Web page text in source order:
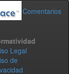
Comentarios
Legal
de